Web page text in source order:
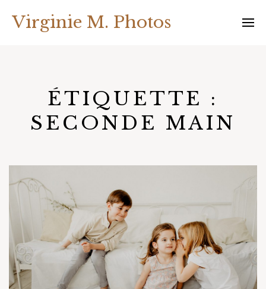
Virginie M. Photos
ÉTIQUETTE :
SECONDE MAIN